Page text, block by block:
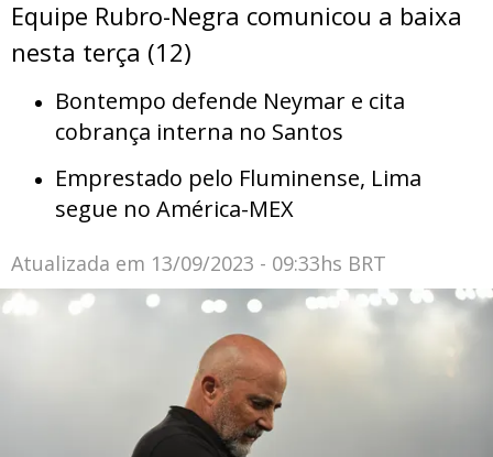
Equipe Rubro-Negra comunicou a baixa
nesta terça (12)
Bontempo defende Neymar e cita
cobrança interna no Santos
Emprestado pelo Fluminense, Lima
segue no América-MEX
Atualizada em 13/09/2023 - 09:33hs BRT